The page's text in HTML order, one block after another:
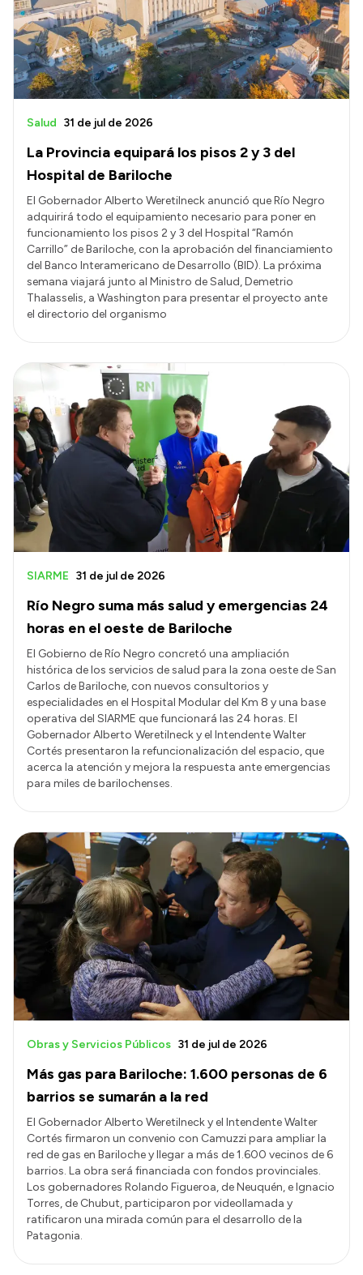
La Provincia equipará los pisos 2 y 3 del
Hospital de Bariloche
Salud 31 de jul de 2026
El Gobernador Alberto Weretilneck anunció que Río Negro
adquirirá todo el equipamiento necesario para poner en
funcionamiento los pisos 2 y 3 del Hospital “Ramón
Carrillo” de Bariloche, con la aprobación del financiamiento
del Banco Interamericano de Desarrollo (BID). La próxima
semana viajará junto al Ministro de Salud, Demetrio
Thalasselis, a Washington para presentar el proyecto ante
el directorio del organismo
Río Negro suma más salud y emergencias 24
horas en el oeste de Bariloche
SIARME 31 de jul de 2026
El Gobierno de Río Negro concretó una ampliación
histórica de los servicios de salud para la zona oeste de San
Carlos de Bariloche, con nuevos consultorios y
especialidades en el Hospital Modular del Km 8 y una base
operativa del SIARME que funcionará las 24 horas. El
Gobernador Alberto Weretilneck y el Intendente Walter
Cortés presentaron la refuncionalización del espacio, que
acerca la atención y mejora la respuesta ante emergencias
para miles de barilochenses.
Más gas para Bariloche: 1.600 personas de 6
barrios se sumarán a la red
Obras y Servicios Públicos 31 de jul de 2026
El Gobernador Alberto Weretilneck y el Intendente Walter
Cortés firmaron un convenio con Camuzzi para ampliar la
red de gas en Bariloche y llegar a más de 1.600 vecinos de 6
barrios. La obra será financiada con fondos provinciales.
Los gobernadores Rolando Figueroa, de Neuquén, e Ignacio
Torres, de Chubut, participaron por videollamada y
ratificaron una mirada común para el desarrollo de la
Patagonia.